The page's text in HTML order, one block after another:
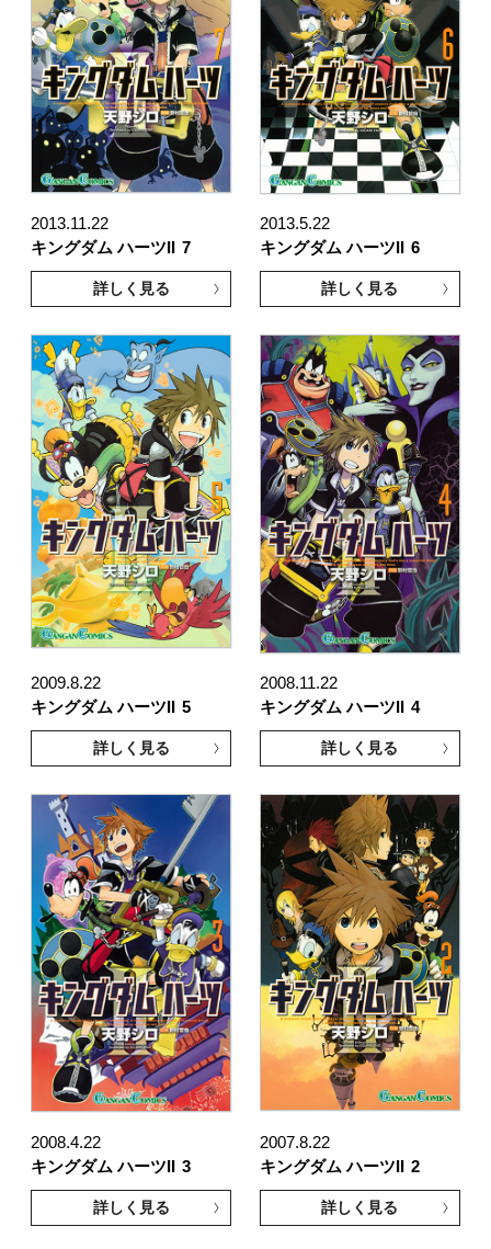
2013.11.22
キングダム ハーツII 7
詳しく見る
2013.5.22
キングダム ハーツII 6
詳しく見る
2009.8.22
キングダム ハーツII 5
詳しく見る
2008.11.22
キングダム ハーツII 4
詳しく見る
2008.4.22
キングダム ハーツII 3
詳しく見る
2007.8.22
キングダム ハーツII 2
詳しく見る